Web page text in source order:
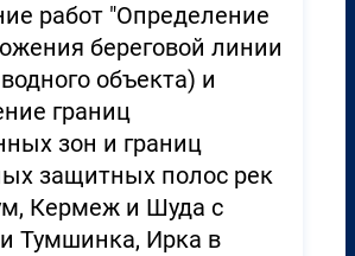
работ "Определение
береговой линии
объекта) и
границ
зон и границ
защитных полос рек
Кермеж и Шуда с
Тумшинка, Ирка в